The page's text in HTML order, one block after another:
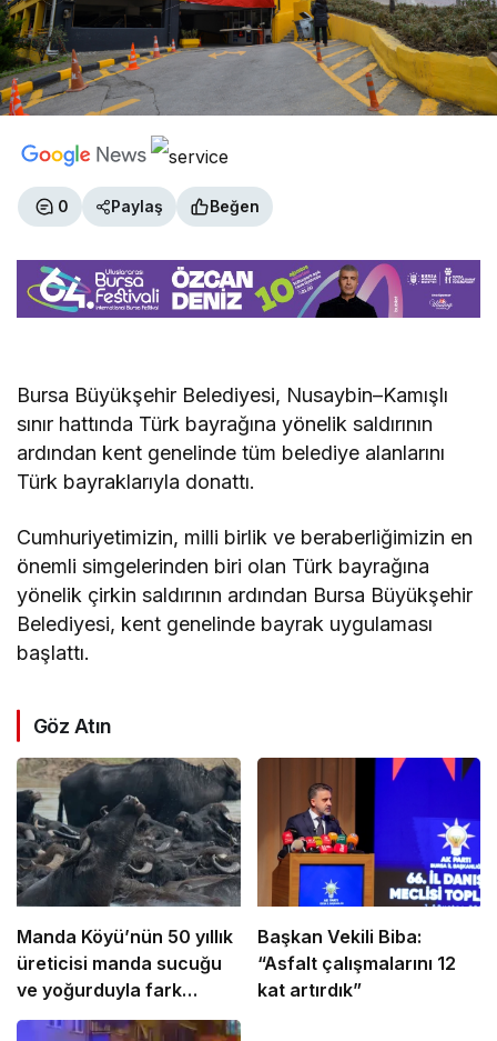
0 Paylaş Beğen
Bursa Büyükşehir Belediyesi, Nusaybin–Kamışlı
sınır hattında Türk bayrağına yönelik saldırının
ardından kent genelinde tüm belediye alanlarını
Türk bayraklarıyla donattı.
Cumhuriyetimizin, milli birlik ve beraberliğimizin en
önemli simgelerinden biri olan Türk bayrağına
yönelik çirkin saldırının ardından Bursa Büyükşehir
Belediyesi, kent genelinde bayrak uygulaması
başlattı.
Göz Atın
Manda Köyü’nün 50 yıllık
üreticisi manda sucuğu
ve yoğurduyla fark
oluşturdu
Başkan Vekili Biba:
“Asfalt çalışmalarını 12
kat artırdık”